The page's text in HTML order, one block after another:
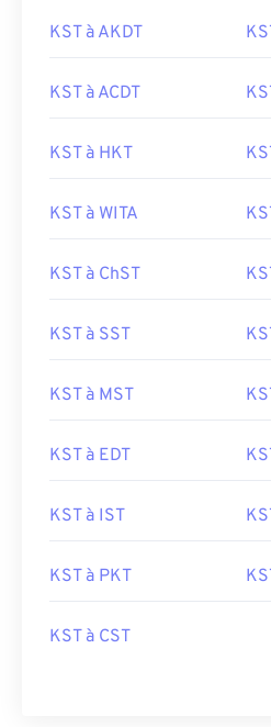
KST à AKDT
KST à ACDT
KST à HKT
KST à WITA
KST à ChST
KST à SST
KST à MST
KST à EDT
KST à IST
KST à PKT
KST à CST